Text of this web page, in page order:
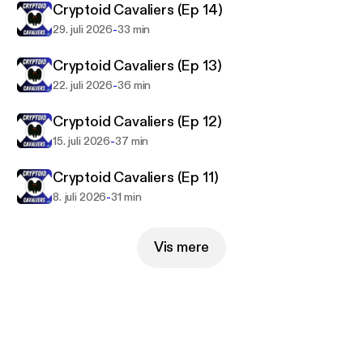
Cryptoid Cavaliers (Ep 14)
29. juli 2026-33 min
Cryptoid Cavaliers (Ep 13)
22. juli 2026-36 min
Cryptoid Cavaliers (Ep 12)
15. juli 2026-37 min
Cryptoid Cavaliers (Ep 11)
8. juli 2026-31 min
Vis mere